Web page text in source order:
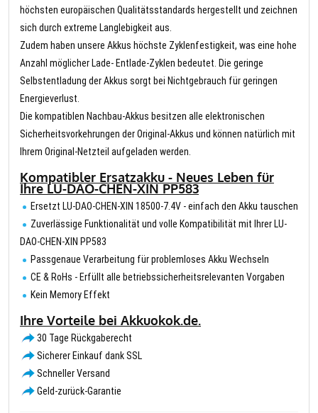
höchsten europäischen Qualitätsstandards hergestellt und zeichnen
sich durch extreme Langlebigkeit aus.
Zudem haben unsere Akkus höchste Zyklenfestigkeit, was eine hohe
Anzahl möglicher Lade- Entlade-Zyklen bedeutet. Die geringe
Selbstentladung der Akkus sorgt bei Nichtgebrauch für geringen
Energieverlust.
Die kompatiblen Nachbau-Akkus besitzen alle elektronischen
Sicherheitsvorkehrungen der Original-Akkus und können natürlich mit
Ihrem Original-Netzteil aufgeladen werden.
Kompatibler Ersatzakku - Neues Leben für
Ihre LU-DAO-CHEN-XIN PP583
Ersetzt LU-DAO-CHEN-XIN 18500-7.4V - einfach den Akku tauschen
Zuverlässige Funktionalität und volle Kompatibilität mit Ihrer LU-
DAO-CHEN-XIN PP583
Passgenaue Verarbeitung für problemloses Akku Wechseln
CE & RoHs - Erfüllt alle betriebssicherheitsrelevanten Vorgaben
Kein Memory Effekt
Ihre Vorteile bei Akkuokok.de.
30 Tage Rückgaberecht
Sicherer Einkauf dank SSL
Schneller Versand
Geld-zurück-Garantie